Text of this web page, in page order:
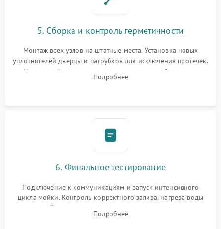
5. Сборка и контроль герметичности
Монтаж всех узлов на штатные места. Установка новых
уплотнителей дверцы и патрубков для исключения протечек.
Надежная фиксация хомутов гидравлической системы,
сборка корпуса и установка датчика поплавка.
Подробнее
6. Финальное тестирование
Подключение к коммуникациям и запуск интенсивного
цикла мойки. Контроль корректного залива, нагрева воды
до нужной температуры, отсутствия посторонних шумов,
штатного слива и абсолютной сухости в поддоне.
Подробнее